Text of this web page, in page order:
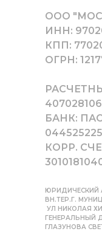
ООО
ИНН:
КПП:
ОГРН:
БАНК:
044525225
КОРР.
ЮРИДИЧЕСКИЙ
ВН.ТЕР.Г.
УЛ НИКОЛАЯ
ГЕНЕРАЛЬНЫЙ
ГЛАЗУНОВА